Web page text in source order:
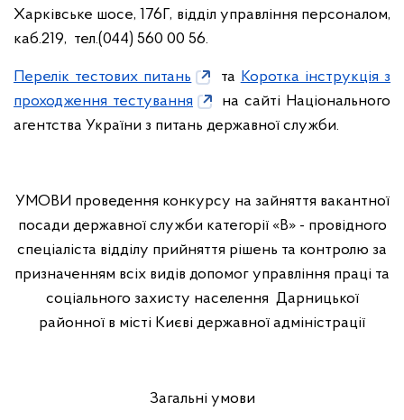
Харківське шосе, 176Г, відділ управління персоналом,
каб.219, тел.(044) 560 00 56.
Перелік тестових питань та Коротка інструкція з
проходження тестування
на сайті Національного
агентства України з питань державної служби.
УМОВИ проведення конкурсу на зайняття вакантної
посади державної служби категорії «В» - провідного
спеціаліста відділу прийняття рішень та контролю за
призначенням всіх видів допомог управління праці та
соціального захисту населення Дарницької
районної в місті Києві державної адміністрації
Загальні умови